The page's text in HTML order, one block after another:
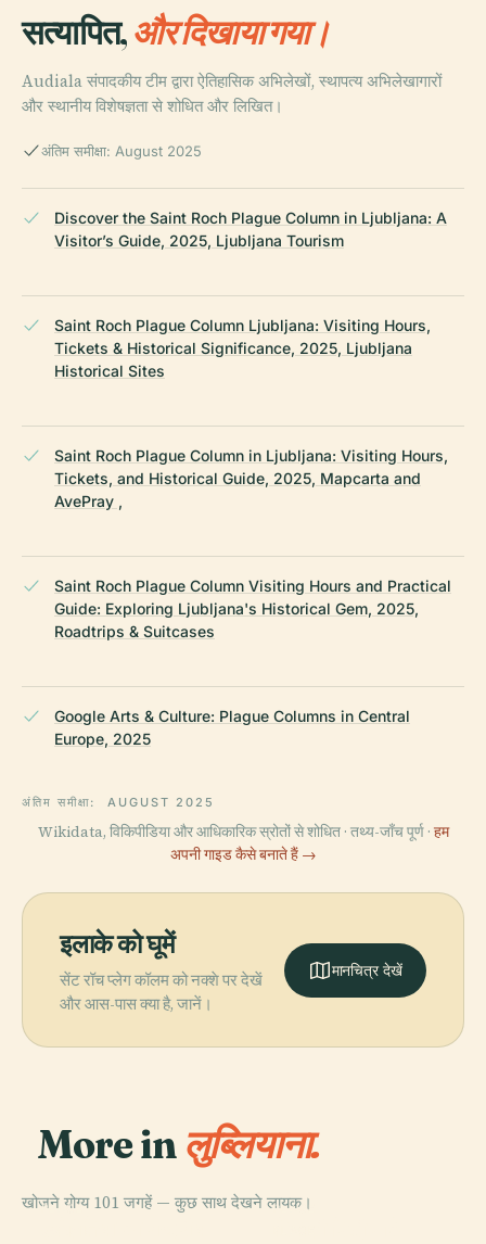
सत्यापित,और दिखाया गया।
Audiala संपादकीय टीम द्वारा ऐतिहासिक अभिलेखों, स्थापत्य अभिलेखागारों
और स्थानीय विशेषज्ञता से शोधित और लिखित।
अंतिम समीक्षा: August 2025
Discover the Saint Roch Plague Column in Ljubljana: A
Visitor’s Guide, 2025, Ljubljana Tourism
Saint Roch Plague Column Ljubljana: Visiting Hours,
Tickets & Historical Significance, 2025, Ljubljana
Historical Sites
Saint Roch Plague Column in Ljubljana: Visiting Hours,
Tickets, and Historical Guide, 2025, Mapcarta and
AvePray ,
Saint Roch Plague Column Visiting Hours and Practical
Guide: Exploring Ljubljana's Historical Gem, 2025,
Roadtrips & Suitcases
Google Arts & Culture: Plague Columns in Central
Europe, 2025
अंतिम समीक्षा: AUGUST 2025
Wikidata, विकिपीडिया और आधिकारिक स्रोतों से शोधित · तथ्य-जाँच पूर्ण · हम
अपनी गाइड कैसे बनाते हैं →
इलाके को घूमें
सेंट रॉच प्लेग कॉलम को नक्शे पर देखें
और आस-पास क्या है, जानें।
मानचित्र देखें
More in लुब्लियाना.
खोजने योग्य 101 जगहें — कुछ साथ देखने लायक।
PLACE PLACE
PLACE